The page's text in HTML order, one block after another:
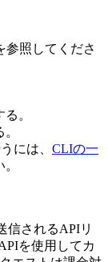
参照してくださ
。
には、 CLIの一
信されるAPIリ
を使用してカ